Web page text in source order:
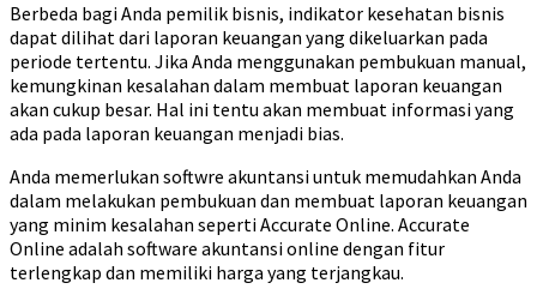
Berbeda bagi Anda pemilik bisnis, indikator kesehatan bisnis
dapat dilihat dari laporan keuangan yang dikeluarkan pada
periode tertentu. Jika Anda menggunakan pembukuan manual,
kemungkinan kesalahan dalam membuat laporan keuangan
akan cukup besar. Hal ini tentu akan membuat informasi yang
ada pada laporan keuangan menjadi bias.
Anda memerlukan softwre akuntansi untuk memudahkan Anda
dalam melakukan pembukuan dan membuat laporan keuangan
yang minim kesalahan seperti Accurate Online. Accurate
Online adalah software akuntansi online dengan fitur
terlengkap dan memiliki harga yang terjangkau.